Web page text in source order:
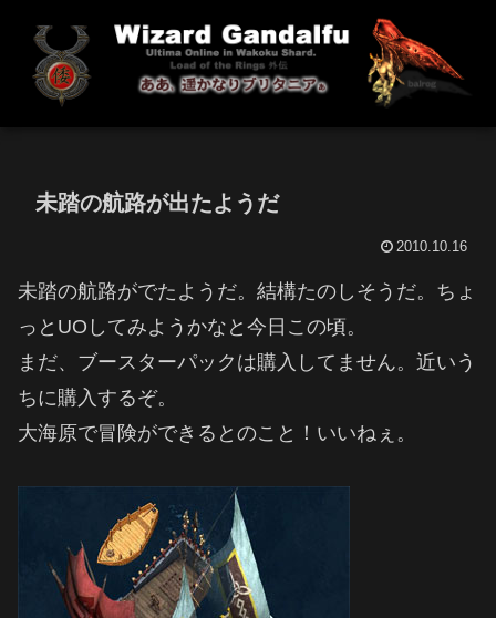
未踏の航路が出たようだ
2010.10.16
未踏の航路がでたようだ。結構たのしそうだ。ちょ
っとUOしてみようかなと今日この頃。
まだ、ブースターパックは購入してません。近いう
ちに購入するぞ。
大海原で冒険ができるとのこと！いいねぇ。